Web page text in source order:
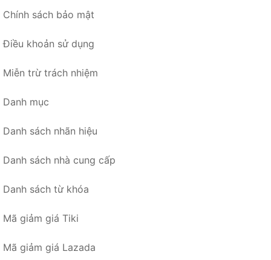
Chính sách bảo mật
Điều khoản sử dụng
Miễn trừ trách nhiệm
Danh mục
Danh sách nhãn hiệu
Danh sách nhà cung cấp
Danh sách từ khóa
Mã giảm giá Tiki
Mã giảm giá Lazada